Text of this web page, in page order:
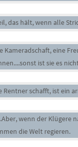
das hält, wenn alle
Kameradschaft, eine
ist sie es
Rentner schafft, ist ein
wenn der Klügere
die Welt regieren.